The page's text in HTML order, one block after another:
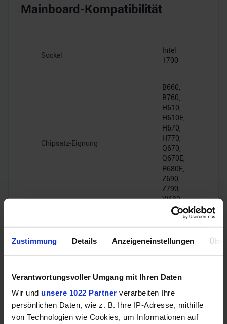
Zustimmung Details Anzeigeneinstellungen
Verantwortungsvoller Umgang mit Ihren Daten
Wir und unsere 1022 Partner verarbeiten Ihre
persönlichen Daten, wie z. B. Ihre IP-Adresse, mithilfe
von Technologien wie Cookies, um Informationen auf
Mainboard-Kompatibilität
Sockel
Intel
1700
Chipsatz-Eignung
B660,
B760,
H610,
H610E,
H670,
H770,
Q670,
Q670E,
R680E,
Z690,
Z790,
W680
Chipsatz-Interface
DMI
4.0,
16GT/s
(PCIe
PCIe-Lanes 20